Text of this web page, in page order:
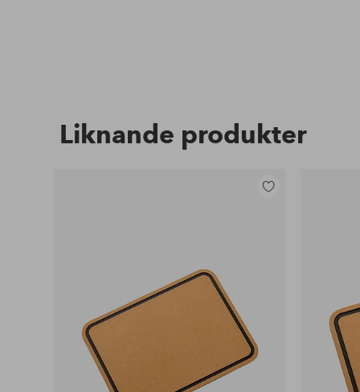
Liknande produkter